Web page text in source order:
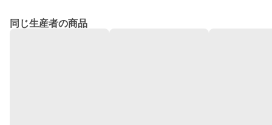
同じ生産者の商品